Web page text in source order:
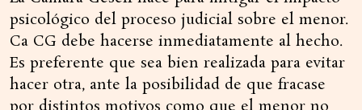
psicológico del proceso judicial sobre el menor.
Ca CG debe hacerse inmediatamente al hecho.
Es preferente que sea bien realizada para evitar
hacer otra, ante la posibilidad de que fracase